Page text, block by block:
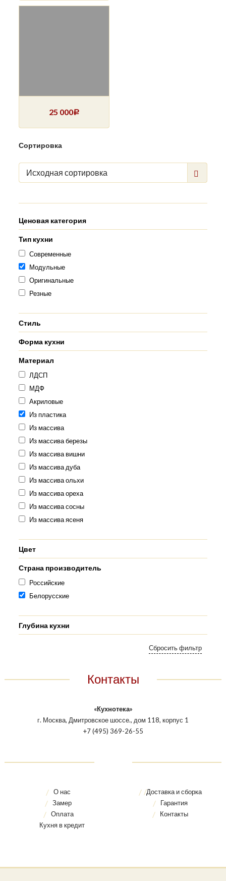
25 000Р
Сортировка
Исходная сортировка
Ценовая категория
Тип кухни
Современные
Модульные
Оригинальные
Резные
Стиль
Форма кухни
Материал
ЛДСП
МДФ
Акриловые
Из пластика
Из массива
Из массива березы
Из массива вишни
Из массива дуба
Из массива ольхи
Из массива ореха
Из массива сосны
Из массива ясеня
Цвет
Страна производитель
Российские
Белорусские
Глубина кухни
Контакты
«Кухнотека»
г. Москва, Дмитровское шоссе., дом 118, корпус 1
+7 (495) 369-26-55
О нас
Замер
Оплата
Кухня в кредит
Доставка и сборка
Гарантия
Контакты